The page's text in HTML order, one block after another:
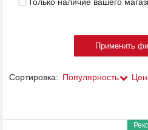
Только наличие вашего
Сортировка: Популярность